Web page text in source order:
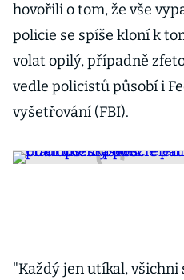
hovořili o tom, že vše
policie se spíše kloní k
volat opilý, případně
vedle policistů působí i
vyšetřování (FBI).
"Každý jen utíkal, všichni